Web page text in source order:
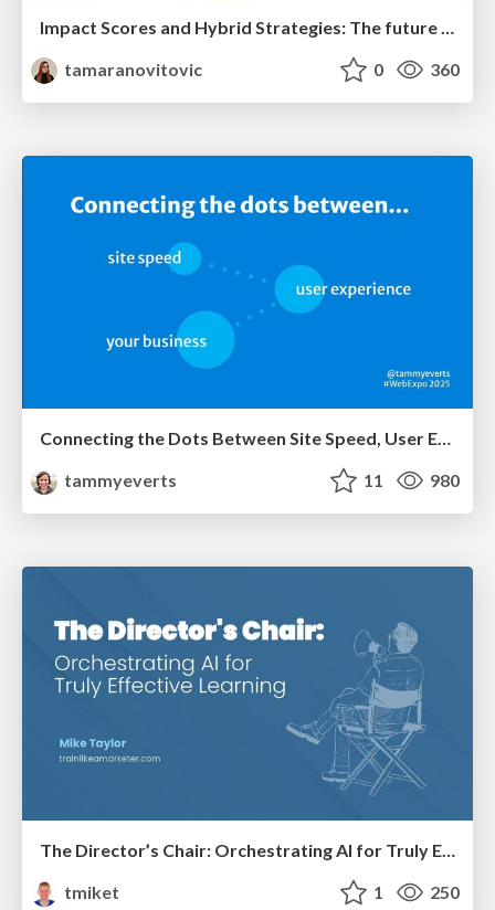
Impact Scores and Hybrid Strategies: The future of link building
tamaranovitovic
0 360
Connecting the Dots Between Site Speed, User Experience & Your Business [WebExpo 2025]
tammyeverts
11 980
tmiket
1 250